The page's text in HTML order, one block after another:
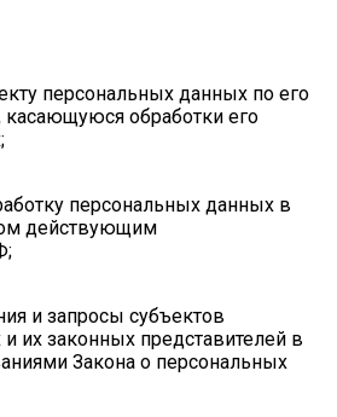
персональных данных по его
обработки его
персональных данных в
действующим
и запросы субъектов
их законных представителей в
Закона о персональных